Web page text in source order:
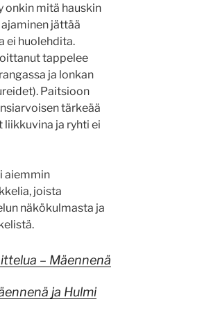
onkin mitä hauskin
jättää
ei huolehdita.
tappelee
ja lonkan
Paitsioon
tärkeää
ja ryhti ei
aiemmin
joista
näkökulmasta ja
– Mäennenä
ja Hulmi